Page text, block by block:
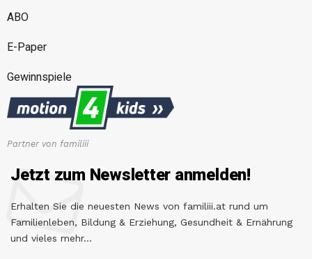
ABO
E-Paper
Gewinnspiele
Partner von familiii
Jetzt zum Newsletter anmelden!
Erhalten Sie die neuesten News von familiii.at rund um
Familienleben, Bildung & Erziehung, Gesundheit & Ernährung
und vieles mehr...